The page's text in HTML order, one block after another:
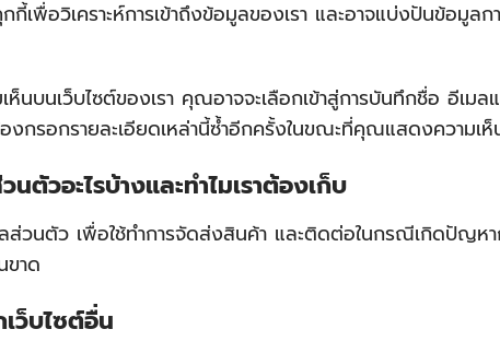
กกี้เพื่อวิเคราะห์การเข้าถึงข้อมูลของเรา และอาจแบ่งปันข้อมูล
นบนเว็บไซต์ของเรา คุณอาจจะเลือกเข้าสู่การบันทึกชื่อ อีเม
รอกรายละเอียดเหล่านี้ซ้ำอีกครั้งในขณะที่คุณแสดงความเห็
นตัวอะไรบ้างและทำไมเราต้องเก็บ
ลส่วนตัว เพื่อใช้ทำการจัดส่งสินค้า และติดต่อในกรณีเกิดปัญ
ขาด
ว็บไซต์อื่น